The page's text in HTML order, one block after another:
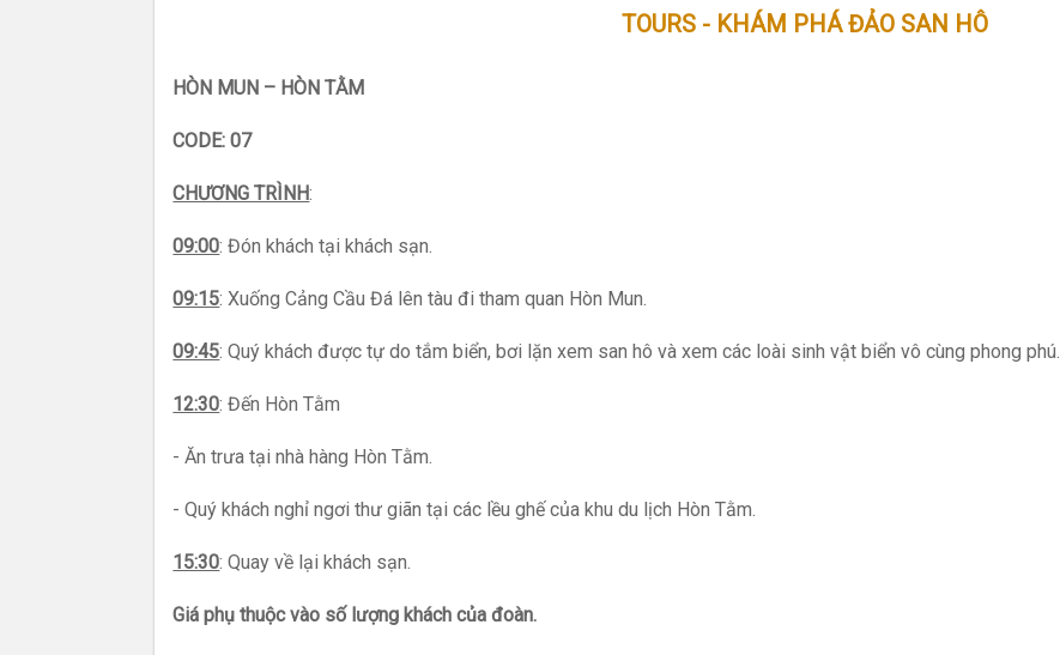
TOURS - KHÁM PHÁ ĐẢO SAN HÔ
HÒN MUN – HÒN TẰM
CODE: 07
CHƯƠNG TRÌNH:
09:00: Đón khách tại khách sạn.
09:15: Xuống Cảng Cầu Đá lên tàu đi tham quan Hòn Mun.
09:45: Quý khách được tự do tắm biển, bơi lặn xem san hô và xem các loài sinh vật biển vô cùng phong phú.
12:30: Đến Hòn Tằm
- Ăn trưa tại nhà hàng Hòn Tằm.
- Quý khách nghỉ ngơi thư giãn tại các lều ghế của khu du lịch Hòn Tằm.
15:30: Quay về lại khách sạn.
Giá phụ thuộc vào số lượng khách của đoàn.